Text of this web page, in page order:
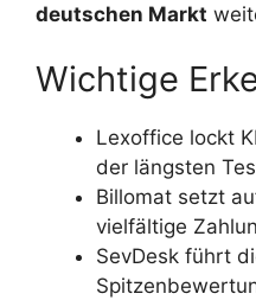
deutschen Markt
Wichtige
Lexoffice lockt
der längsten
Billomat setzt
vielfältige
SevDesk führt